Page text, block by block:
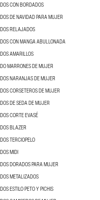
CON BORDADOS
DE NAVIDAD PARA MUJER
RELAJADOS
CON MANGA ABULLONADA
AMARILLOS
MARRONES DE MUJER
NARANJAS DE MUJER
CORSETEROS DE MUJER
DE SEDA DE MUJER
CORTE EVASÉ
BLAZER
TERCIOPELO
MIDI
DORADOS PARA MUJER
METALIZADOS
ESTILO PETO Y PICHIS